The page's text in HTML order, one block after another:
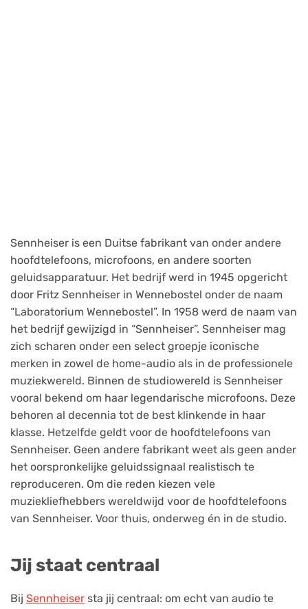
Sennheiser is een Duitse fabrikant van onder andere
hoofdtelefoons, microfoons, en andere soorten
geluidsapparatuur. Het bedrijf werd in 1945 opgericht
door Fritz Sennheiser in Wennebostel onder de naam
“Laboratorium Wennebostel”. In 1958 werd de naam van
het bedrijf gewijzigd in “Sennheiser”. Sennheiser mag
zich scharen onder een select groepje iconische
merken in zowel de home-audio als in de professionele
muziekwereld. Binnen de studiowereld is Sennheiser
vooral bekend om haar legendarische microfoons. Deze
behoren al decennia tot de best klinkende in haar
klasse. Hetzelfde geldt voor de hoofdtelefoons van
Sennheiser. Geen andere fabrikant weet als geen ander
het oorspronkelijke geluidssignaal realistisch te
reproduceren. Om die reden kiezen vele
muziekliefhebbers wereldwijd voor de hoofdtelefoons
van Sennheiser. Voor thuis, onderweg én in de studio.
Jij staat centraal
Bij Sennheiser sta jij centraal: om echt van audio te